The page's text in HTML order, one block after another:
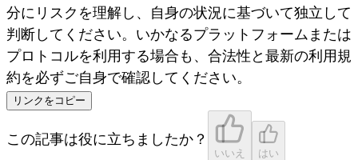
分にリスクを理解し、自身の状況に基づいて独立して
判断してください。いかなるプラットフォームまたは
プロトコルを利用する場合も、合法性と最新の利用規
約を必ずご自身で確認してください。
リンクをコピー
この記事は役に立ちましたか？
いいえ はい